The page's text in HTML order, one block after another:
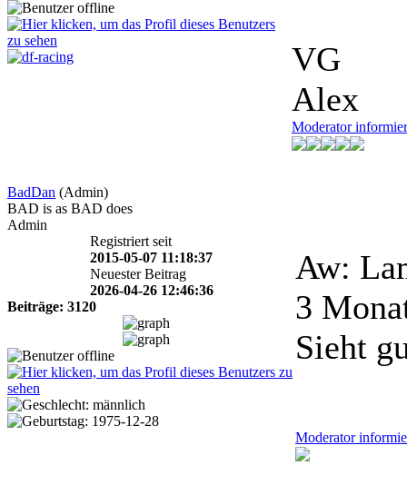
VG
Alex
Moderator
BadDan (Admin)
BAD is as BAD does
Admin
Registriert seit
2015-05-07 11:18:37
Neuester Beitrag
2026-04-26 12:46:36
Beiträge: 3120
Aw:
3
Sieht
Moderator